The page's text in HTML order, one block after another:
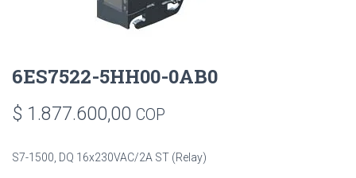
6ES7522-5HH00-0AB0
$ 1.877.600,00 COP
S7-1500, DQ 16x230VAC/2A ST (Relay)